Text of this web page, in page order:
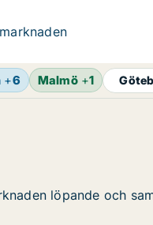
+6 Malmö+1
löpande och